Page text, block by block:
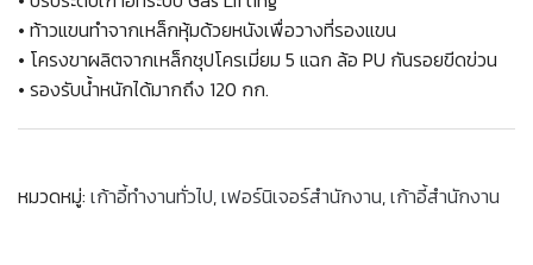
• ท้าวแขนทำจากเหล็กหุ้มด้วยหนังเพื่อวางที่รองแขน
• โครงขาผลิตจากเหล็กชุปโครเมี่ยม 5 แฉก ล้อ PU กันรอยขีดข่วน
• รองรับน้ำหนักได้มากถึง 120 กก.
หมวดหมู่: เก้าอี้ทำงานทั่วไป,เฟอร์นิเจอร์สำนักงาน,เก้าอี้สำนักงาน